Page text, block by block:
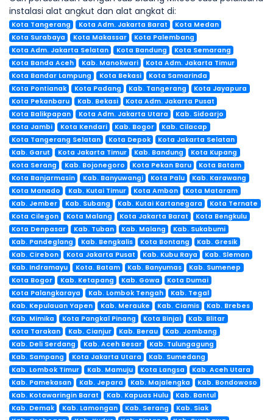
instalasi alat angkut dan alat angkat di:
Kota Tangerang Kota Adm. Jakarta Barat
Kota Medan
Kota Surabaya
Kota Makassar
Kota Palembang
Kota Adm. Jakarta Selatan
Kota Bandung
Kota Semarang
Kota Banda Aceh
Kab. Manokwari
Kota Adm. Jakarta Timur
Kota Bandar Lampung
Kota Bekasi
Kota Samarinda
Kota Pontianak
Kota Padang Kab. Tangerang
Kota Jayapura
Kota Pekanbaru
Kab. Bekasi
Kota Adm. Jakarta Pusat
Kota Balikpapan
Kota Adm. Jakarta Utara
Kab. Sidoarjo
Kota Jambi
Kota Kendari Kab. Bogor
Kab. Cilacap
Kota Tangerang Selatan
Kota Depok
Kota Jakarta Selatan
Kab. Garut
Kota Jakarta Timur Kab. Bandung
Kota Kupang
Kota Serang
Kab. Bojonegoro Kota Pekan Baru
Kota Batam
Kota Banjarmasin
Kab. Banyuwangi Kota Palu
Kab. Karawang
Kota Manado
Kab. Kutai Timur Kota Ambon
Kota Mataram
Kab. Jember
Kab. Subang Kab. Kutai Kartanegara
Kota Ternate
Kota Cilegon
Kota Malang Kota Jakarta Barat
Kota Bengkulu
Kota Denpasar
Kab. Tuban Kab. Malang
Kab. Sukabumi
Kab. Pandeglang
Kab. Bengkalis Kota Bontang
Kab. Gresik
Kab. Cirebon
Kota Jakarta Pusat Kab. Kubu Raya
Kab. Sleman
Kab. Indramayu
Kota. Batam Kab. Banyumas
Kab. Sumenep
Kota Bogor
Kab. Ketapang Kab. Gowa
Kota Dumai
Kota Palangkaraya
Kab. Lombok Tengah
Kab. Tegal
Kab. Kepulauan Yapen
Kab. Merauke Kab. Ciamis
Kab. Brebes
Kab. Mimika
Kota Pangkal Pinang Kota Binjai
Kab. Blitar
Kota Tarakan
Kab. Cianjur Kab. Berau
Kab. Jombang
Kab. Deli Serdang
Kab. Aceh Besar
Kab. Tulungagung
Kab. Sampang
Kota Jakarta Utara
Kab. Sumedang
Kab. Lombok Timur
Kab. Mamuju Kota Langsa
Kab. Aceh Utara
Kab. Pamekasan
Kab. Jepara Kab. Majalengka
Kab. Bondowoso
Kab. Kotawaringin Barat
Kab. Kapuas Hulu
Kab. Bantul
Kab. Demak
Kab. Lamongan Kab. Serang
Kab. Siak